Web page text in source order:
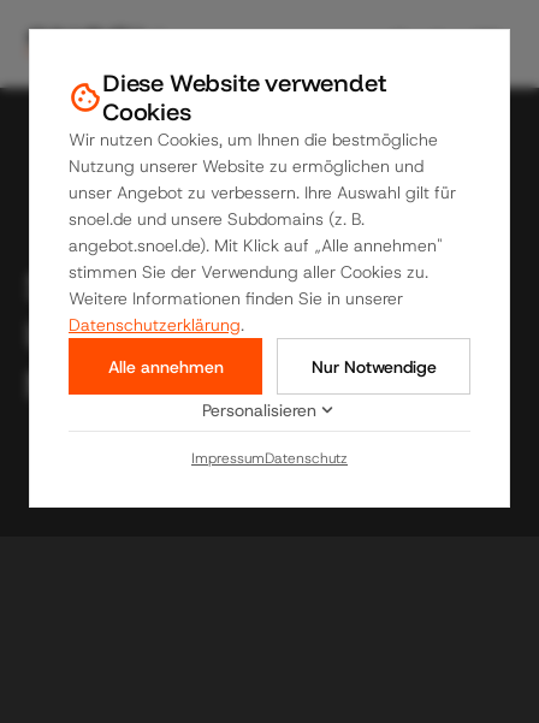
cookieDiese Website verwendet
Cookies
Wir nutzen Cookies, um Ihnen die bestmögliche
Nutzung unserer Website zu ermöglichen und
unser Angebot zu verbessern. Ihre Auswahl gilt für
snoel.de und unsere Subdomains (z. B.
angebot.snoel.de). Mit Klick auf „Alle annehmen"
stimmen Sie der Verwendung aller Cookies zu.
Weitere Informationen finden Sie in unserer
Datenschutzerklärung.
Alle annehmen
Nur Notwendige
Personalisierenkeyboard_arrow_down
ImpressumDatenschutz
Sicherheitsdienst für
Unternehmen in
Mitteldeutschland